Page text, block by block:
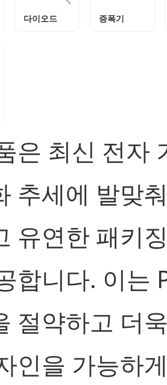
다이오드 증폭기
은 최신 전자
추세에 발맞
유연한 패키
합니다. 이는
절약하고 더
인을 가능하